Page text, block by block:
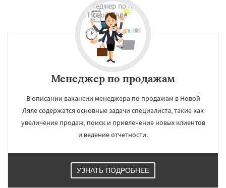
Менеджер по продажам
В описании вакансии менеджера по продажам в Новой
Ляле содержатся основные задачи специалиста, такие как
увеличение продаж, поиск и привлечение новых клиентов
и ведение отчетности.
УЗНАТЬ ПОДРОБНЕЕ